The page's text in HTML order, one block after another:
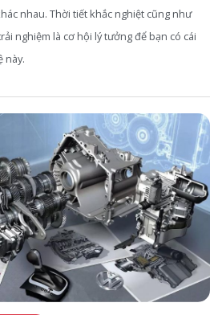
nhau. Thời tiết khắc nghiệt cũng như
nghiệm là cơ hội lý tưởng để bạn có cái
này.